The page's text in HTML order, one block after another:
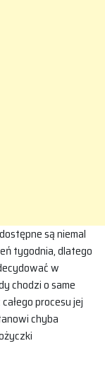
są niemal
tygodnia, dlatego
w
chodzi o same
procesu jej
chyba